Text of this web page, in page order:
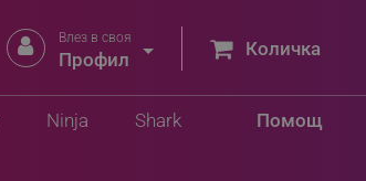
 Влез в своя
Профил  Количка
Помощ
Ninja Shark